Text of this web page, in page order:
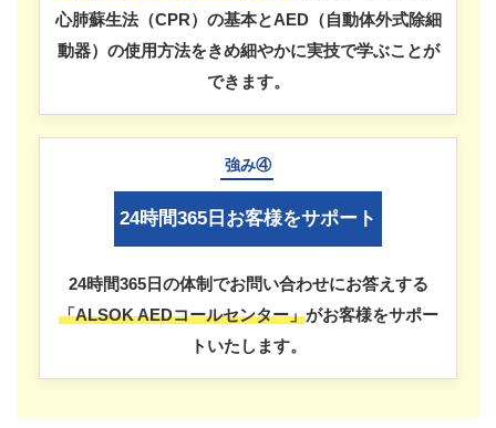
心肺蘇生法（CPR）の基本とAED（自動体外式除細
動器）の使用方法をきめ細やかに実技で学ぶことが
できます。
強み④
24時間365日お客様をサポート
24時間365日の体制でお問い合わせにお答えする
「ALSOK AEDコールセンター」がお客様をサポー
トいたします。